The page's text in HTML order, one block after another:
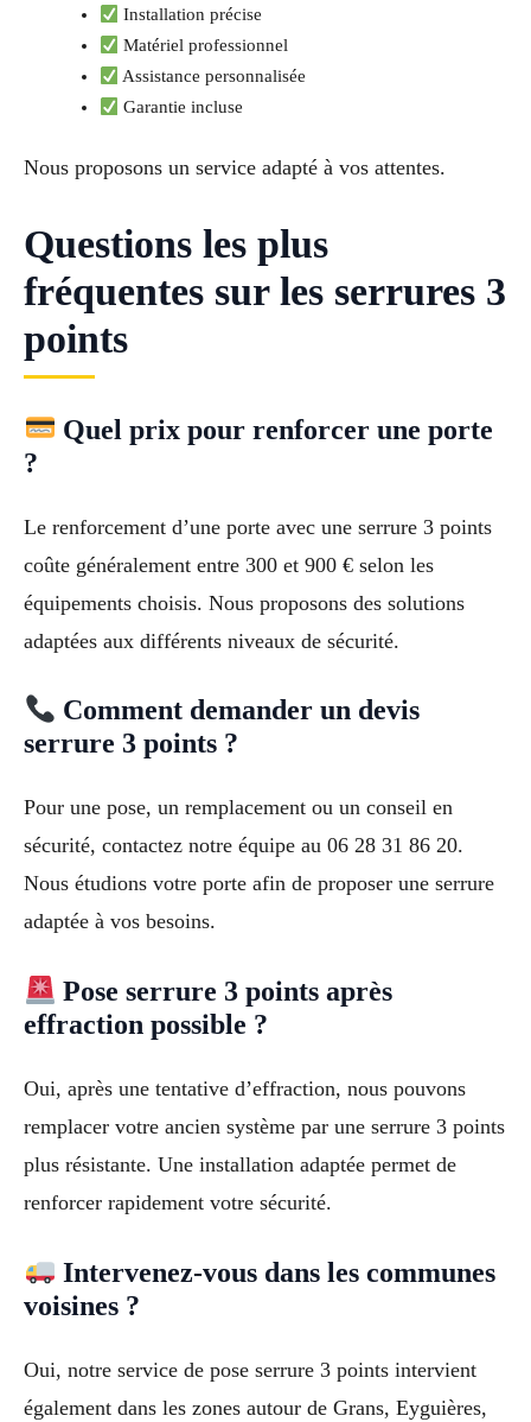
Installation précise
Matériel professionnel
Assistance personnalisée
Garantie incluse
Nous proposons un service adapté à vos attentes.
Questions les plus
fréquentes sur les serrures 3
points
Quel prix pour renforcer une porte
?
Le renforcement d’une porte avec une serrure 3 points
coûte généralement entre 300 et 900 € selon les
équipements choisis. Nous proposons des solutions
adaptées aux différents niveaux de sécurité.
Comment demander un devis
serrure 3 points ?
Pour une pose, un remplacement ou un conseil en
sécurité, contactez notre équipe au 06 28 31 86 20.
Nous étudions votre porte afin de proposer une serrure
adaptée à vos besoins.
Pose serrure 3 points après
effraction possible ?
Oui, après une tentative d’effraction, nous pouvons
remplacer votre ancien système par une serrure 3 points
plus résistante. Une installation adaptée permet de
renforcer rapidement votre sécurité.
Intervenez-vous dans les communes
voisines ?
Oui, notre service de pose serrure 3 points intervient
également dans les zones autour de Grans, Eyguières,